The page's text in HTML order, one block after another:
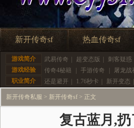
新开传奇sf 热血传奇sf
游戏简介 武易传奇 超变态版 刺客疑惑
游戏经验
传奇4秘籍 手游传奇 屠龙战
职业简介
还是避开 1.76秒卡 新开变态
新开传奇私服 > 新开传奇sf > 正文
复古蓝月,